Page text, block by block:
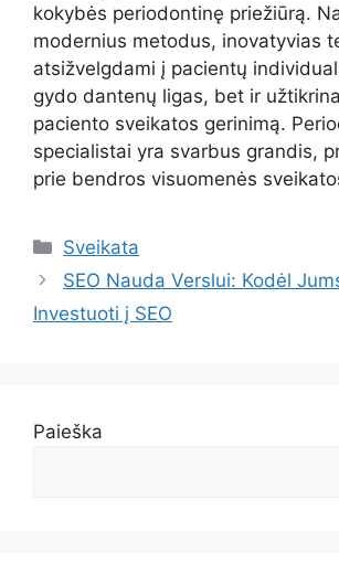
kokybės periodontinę priežiūrą.
modernius metodus, inovatyvias
atsižvelgdami į pacientų
gydo dantenų ligas, bet ir
paciento sveikatos gerinimą.
specialistai yra svarbus grandis,
prie bendros visuomenės
Kategorijos
Sveikata
SEO Nauda Verslui: Kodėl
Investuoti į SEO
Paieška